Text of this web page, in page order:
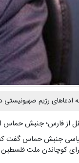
رژیم صهیونیستی
از فارس؛ جنبش حماس از
جنبش حماس گفت که
برای کوچاندن ملت